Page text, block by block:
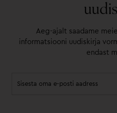
Aeg-ajalt saadame
informatsiooni uudiskirja
endast